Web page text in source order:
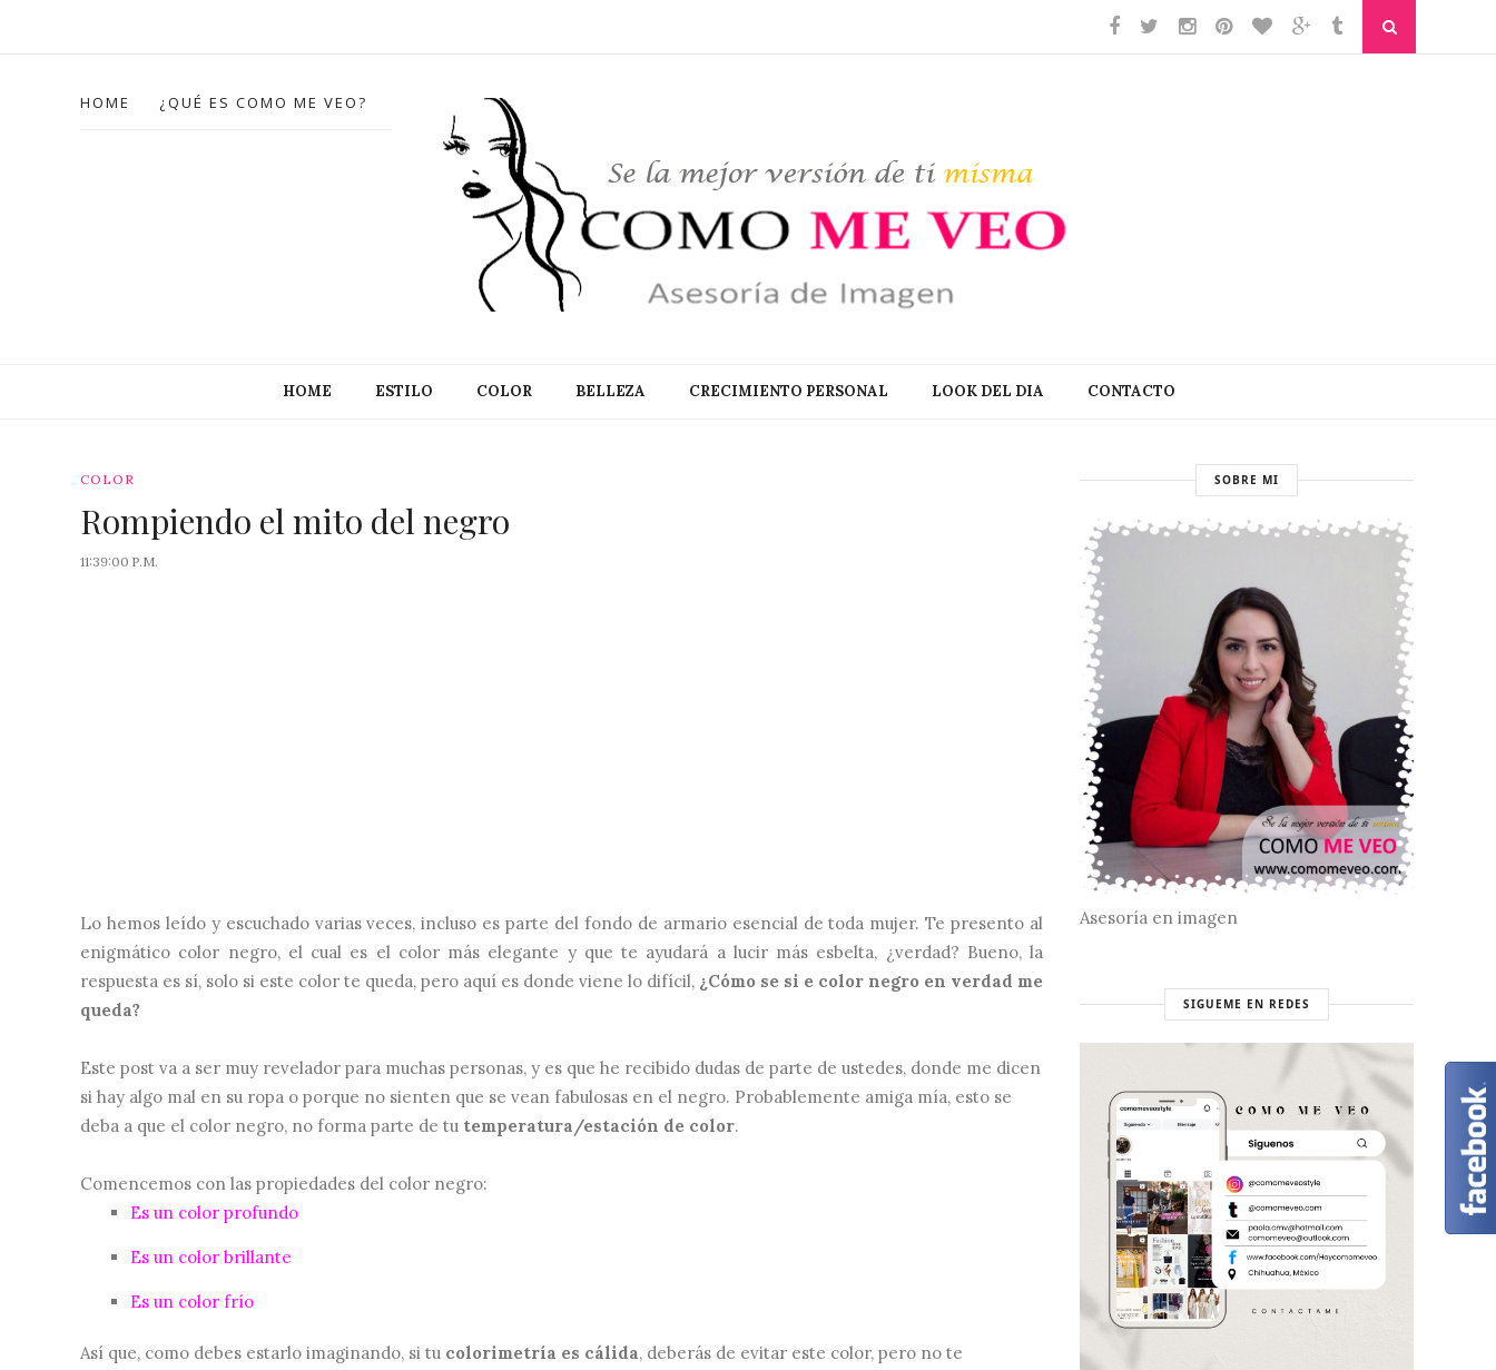
HOME ¿QUÉ ES COMO ME VEO?
HOME ESTILO COLOR BELLEZA CRECIMIENTO PERSONAL LOOK DEL DIA CONTACTO
COLOR
Rompiendo el mito del negro
11:39:00 P.M.
Lo hemos leído y escuchado varias veces, incluso es parte del fondo de armario esencial de toda mujer. Te presento al
enigmático color negro, el cual es el color más elegante y que te ayudará a lucir más esbelta, ¿verdad? Bueno, la
respuesta es sí, solo si este color te queda, pero aquí es donde viene lo difícil, ¿Cómo se si e color negro en verdad me
queda?
Este post va a ser muy revelador para muchas personas, y es que he recibido dudas de parte de ustedes, donde me dicen
si hay algo mal en su ropa o porque no sienten que se vean fabulosas en el negro. Probablemente amiga mía, esto se
deba a que el color negro, no forma parte de tu temperatura/estación de color.
Comencemos con las propiedades del color negro:
Es un color profundo
Es un color brillante
Es un color frío
Así que, como debes estarlo imaginando, si tu colorimetría es cálida, deberás de evitar este color, pero no te
SOBRE MI
Asesoría en imagen
SIGUEME EN REDES